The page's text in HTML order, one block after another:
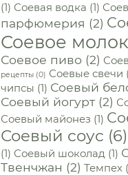
(1) Соевая водка (1)
парфюмерия (2)
Соевое
Соевое пиво(2)
рецепты(0) Соевые свечи
чипсы (1) Соевый
Соевый йогурт(2)
Соевый майонез (1)
Соевый соус (6)
(1) Соевый шоколад (1)
Твенчжан (2) Темпех